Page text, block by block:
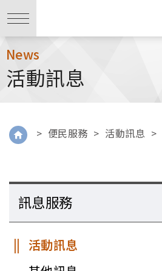
News
活動訊息
> 便民服務 > 活動訊息 >
訊息服務
活動訊息